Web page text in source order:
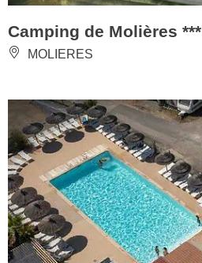
Camping de Molières ***
MOLIERES